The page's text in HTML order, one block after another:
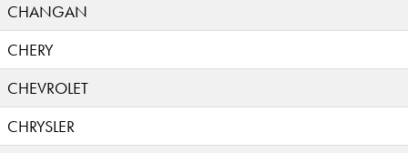
CHANGAN
CHERY
CHEVROLET
CHRYSLER